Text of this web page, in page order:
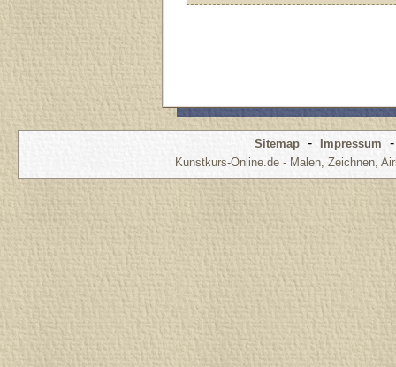
Sitemap - Impressum
Kunstkurs-Online.de - Malen, Zeichnen,